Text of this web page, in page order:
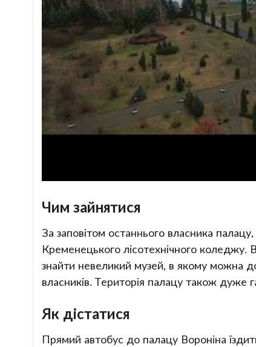
Чим зайнятися
За заповітом останнього власника
Кременецького лісотехнічного
знайти невеликий музей, в якому можна
власників. Територія палацу також дуже
Як дістатися
Прямий автобус до палацу Вороніна